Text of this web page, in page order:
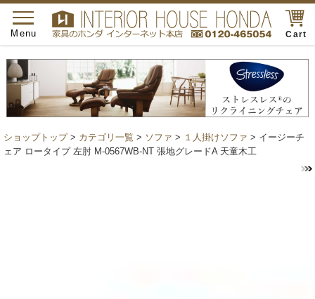
Cart
toggle
navigation
Menu
ショップトップ> カテゴリ一覧 > ソファ > １人掛けソファ > イージーチ
ェア ロータイプ 左肘 M-0567WB-NT 張地グレードA 天童木工